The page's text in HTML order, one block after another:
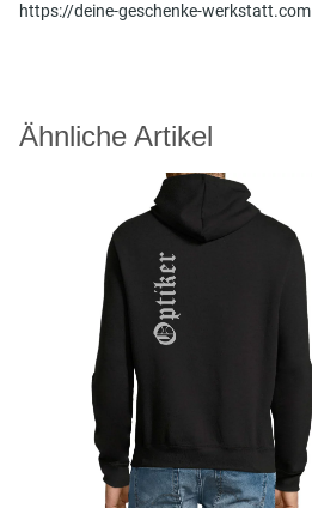
https://deine-geschenke-werkstatt.com
Ähnliche Artikel